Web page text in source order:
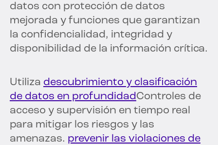
datos con protección de datos
mejorada y funciones que garantizan
la confidencialidad, integridad y
disponibilidad de la información crítica.
Utiliza descubrimiento y clasificación
de datos en profundidadControles de
acceso y supervisión en tiempo real
para mitigar los riesgos y las
amenazas. prevenir las violaciones de